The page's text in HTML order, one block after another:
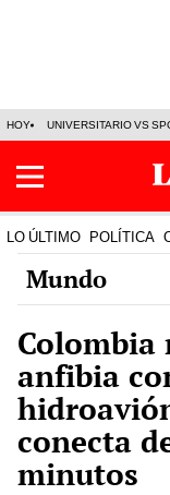
HOY UNIVERSITARIO VS
LO ÚLTIMO POLÍTICA
Mundo
Colombia
anfibia
conecta
minutos